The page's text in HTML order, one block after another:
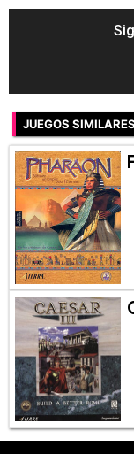
JUEGOS SIMILARES